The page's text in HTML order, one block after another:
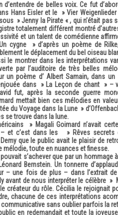
de belles voix. Ce fut
Hans Eisler et le » Vier
» Jenny la Pirate « , qui n’était pas
totalement différent montré
et un talent de comédienne
cygne » d’après un poème de
le déplacement du bel oiseau
le montrer dans les interprétations
par l’auditoire de très belles
poème d’ Albert Samain, dans un
dans » La Leçon de chant » –
fut, après la seconde guerre
mettait bien ces mélodies en
du Voyage dans la Lune »
se trouve dans la lune.
» Magali Goimard n’avait
– et c’est dans les » Rêves secrets
que le public avait le plaisir de
mélodie, toute en nuances et finesse.
s’achever que par un hommage
Bernstein. Un tonnerre
– une fois de plus – dans l’extrait
avant de nous interpréter le célèbre »
créateur du rôle. Cécilia le rejoignait
chacune de ces interprétations
sans oublier parfois la
en redemandait et toute la